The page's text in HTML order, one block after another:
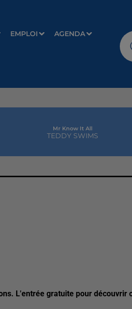
EMPLOI AGENDA
Mr Know It All
TEDDY SWIMS
L'entrée gratuite pour découvrir